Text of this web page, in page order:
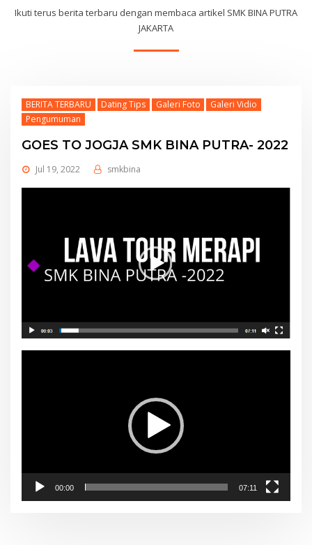
Ikuti terus berita terbaru dengan membaca artikel SMK BINA PUTRA
JAKARTA
BERITA TERBARU Dating Tips Galeri Foto
Galeri Vidio
Pengumuman
GOES TO JOGJA SMK BINA PUTRA- 2022
Jul 19, 2022 smkbina
00:00 07:11